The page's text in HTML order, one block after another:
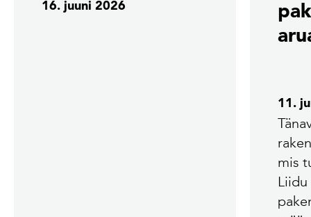
16. juuni 2026
11.
mis